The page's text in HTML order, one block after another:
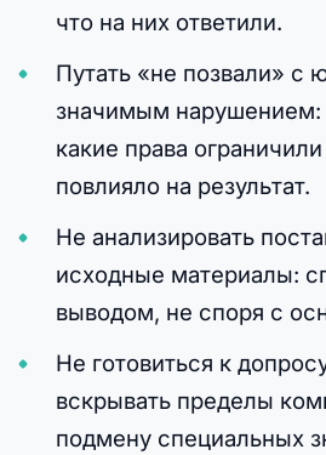
что на них ответили.
Путать «не позвали» с
значимым нарушением:
какие права
повлияло на результат.
Не анализировать
исходные материалы:
выводом, не споря с
Не готовиться к
вскрывать пределы
подмену специальных